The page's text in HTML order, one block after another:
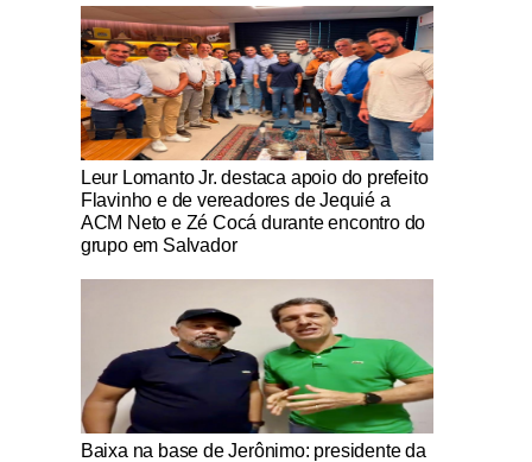
Notícias Católicas
Leur Lomanto Jr. destaca apoio do prefeito
Flavinho e de vereadores de Jequié a
ACM Neto e Zé Cocá durante encontro do
grupo em Salvador
Notícias Católicas
Baixa na base de Jerônimo: presidente da